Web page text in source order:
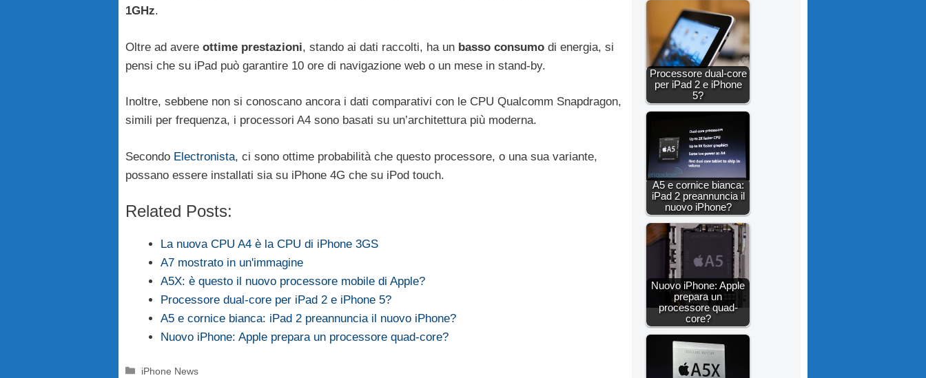
1GHz.
Oltre ad avere ottime prestazioni, stando ai dati raccolti, ha un basso consumo di energia, si
pensi che su iPad può garantire 10 ore di navigazione web o un mese in stand-by.
Inoltre, sebbene non si conoscano ancora i dati comparativi con le CPU Qualcomm Snapdragon,
simili per frequenza, i processori A4 sono basati su un’architettura più moderna.
Secondo Electronista, ci sono ottime probabilità che questo processore, o una sua variante,
possano essere installati sia su iPhone 4G che su iPod touch.
Related Posts:
La nuova CPU A4 è la CPU di iPhone 3GS
A7 mostrato in un'immagine
A5X: è questo il nuovo processore mobile di Apple?
Processore dual-core per iPad 2 e iPhone 5?
A5 e cornice bianca: iPad 2 preannuncia il nuovo iPhone?
Nuovo iPhone: Apple prepara un processore quad-core?
Categorie
iPhone News
Processore dual-core
per iPad 2 e iPhone
5?
A5 e cornice bianca:
iPad 2 preannuncia il
nuovo iPhone?
Nuovo iPhone: Apple
prepara un
processore quad-
core?